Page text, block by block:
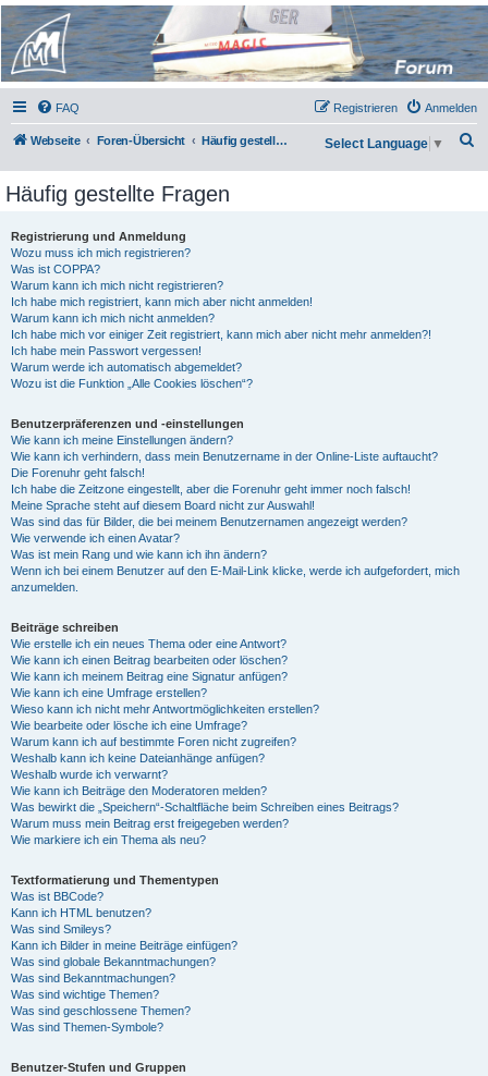
Micro Magic Forum
Deutschland
FAQ Anmelden
Registrieren
Webseite Foren-Übersicht Häufig gestellte Fragen Select Language ▼
Häufig gestellte Fragen
Registrierung und Anmeldung
Wozu muss ich mich registrieren?
Was ist COPPA?
Warum kann ich mich nicht registrieren?
Ich habe mich registriert, kann mich aber nicht anmelden!
Warum kann ich mich nicht anmelden?
Ich habe mich vor einiger Zeit registriert, kann mich aber nicht mehr anmelden?!
Ich habe mein Passwort vergessen!
Warum werde ich automatisch abgemeldet?
Wozu ist die Funktion „Alle Cookies löschen“?
Benutzerpräferenzen und -einstellungen
Wie kann ich meine Einstellungen ändern?
Wie kann ich verhindern, dass mein Benutzername in der Online-Liste auftaucht?
Die Forenuhr geht falsch!
Ich habe die Zeitzone eingestellt, aber die Forenuhr geht immer noch falsch!
Meine Sprache steht auf diesem Board nicht zur Auswahl!
Was sind das für Bilder, die bei meinem Benutzernamen angezeigt werden?
Wie verwende ich einen Avatar?
Was ist mein Rang und wie kann ich ihn ändern?
Wenn ich bei einem Benutzer auf den E-Mail-Link klicke, werde ich aufgefordert, mich
anzumelden.
Beiträge schreiben
Wie erstelle ich ein neues Thema oder eine Antwort?
Wie kann ich einen Beitrag bearbeiten oder löschen?
Wie kann ich meinem Beitrag eine Signatur anfügen?
Wie kann ich eine Umfrage erstellen?
Wieso kann ich nicht mehr Antwortmöglichkeiten erstellen?
Wie bearbeite oder lösche ich eine Umfrage?
Warum kann ich auf bestimmte Foren nicht zugreifen?
Weshalb kann ich keine Dateianhänge anfügen?
Weshalb wurde ich verwarnt?
Wie kann ich Beiträge den Moderatoren melden?
Was bewirkt die „Speichern“-Schaltfläche beim Schreiben eines Beitrags?
Warum muss mein Beitrag erst freigegeben werden?
Wie markiere ich ein Thema als neu?
Textformatierung und Thementypen
Was ist BBCode?
Kann ich HTML benutzen?
Was sind Smileys?
Kann ich Bilder in meine Beiträge einfügen?
Was sind globale Bekanntmachungen?
Was sind Bekanntmachungen?
Was sind wichtige Themen?
Was sind geschlossene Themen?
Was sind Themen-Symbole?
Benutzer-Stufen und Gruppen